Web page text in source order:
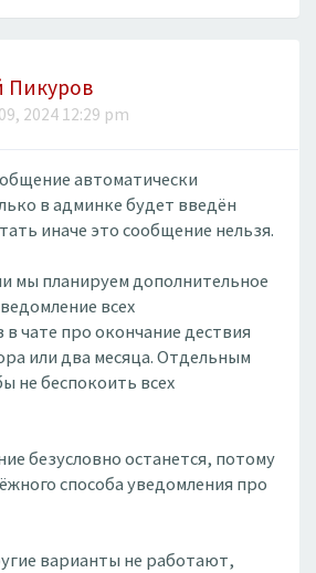
Пикуров
2024 12:29 pm
автоматически
в админке будет введён
иначе это сообщение нельзя.
мы планируем дополнительное
всех
чате про окончание дествия
или два месяца. Отдельным
не беспокоить всех
безусловно останется, потому
способа уведомления про
варианты не работают,